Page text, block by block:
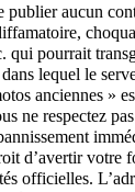
publier aucun
qui pourrait
lequel le
anciennes »
ne respectez
d’avertir votre
officielles.